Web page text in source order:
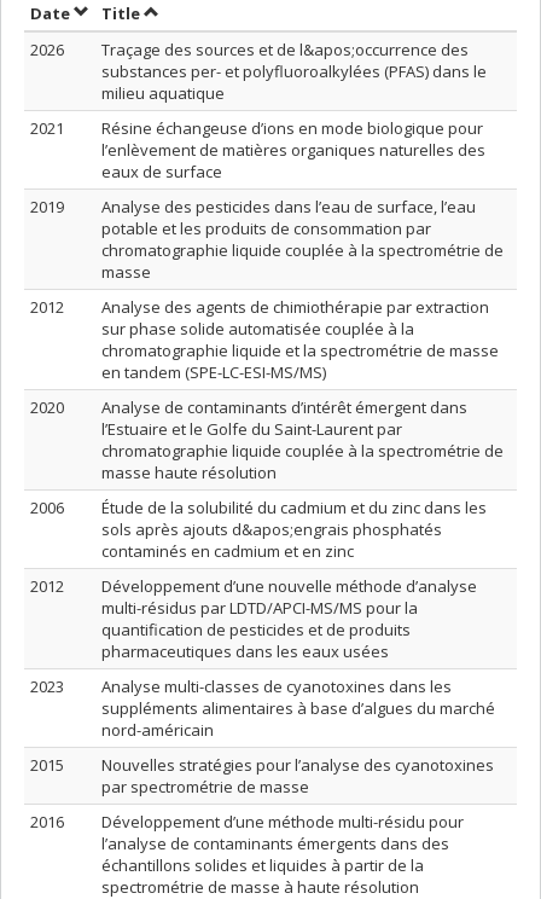
DateSort by date in descending order
TitleSort by title in descending order
2026
Traçage des sources et de l&apos;occurrence des
substances per- et polyfluoroalkylées (PFAS) dans le
milieu aquatique
2021
Résine échangeuse d’ions en mode biologique pour
l’enlèvement de matières organiques naturelles des
eaux de surface
2019
Analyse des pesticides dans l’eau de surface, l’eau
potable et les produits de consommation par
chromatographie liquide couplée à la spectrométrie de
masse
2012
Analyse des agents de chimiothérapie par extraction
sur phase solide automatisée couplée à la
chromatographie liquide et la spectrométrie de masse
en tandem (SPE-LC-ESI-MS/MS)
2020
Analyse de contaminants d’intérêt émergent dans
l’Estuaire et le Golfe du Saint-Laurent par
chromatographie liquide couplée à la spectrométrie de
masse haute résolution
2006
Étude de la solubilité du cadmium et du zinc dans les
sols après ajouts d&apos;engrais phosphatés
contaminés en cadmium et en zinc
2012
Développement d’une nouvelle méthode d’analyse
multi-résidus par LDTD/APCI-MS/MS pour la
quantification de pesticides et de produits
pharmaceutiques dans les eaux usées
2023
Analyse multi-classes de cyanotoxines dans les
suppléments alimentaires à base d’algues du marché
nord-américain
2015
Nouvelles stratégies pour l’analyse des cyanotoxines
par spectrométrie de masse
2016
Développement d’une méthode multi-résidu pour
l’analyse de contaminants émergents dans des
échantillons solides et liquides à partir de la
spectrométrie de masse à haute résolution